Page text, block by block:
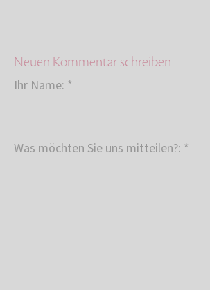
Neuen Kommentar schreiben
Ihr Name: *
Was möchten Sie uns mitteilen?: *